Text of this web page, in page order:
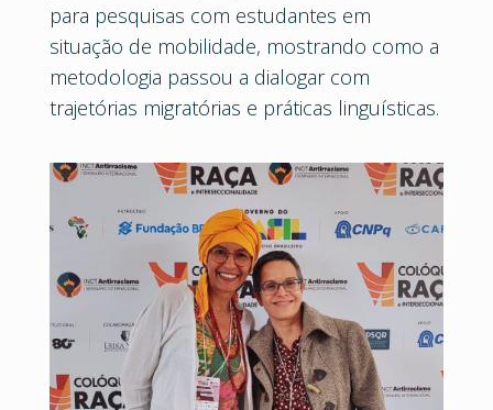
para pesquisas com estudantes em
situação de mobilidade, mostrando como a
metodologia passou a dialogar com
trajetórias migratórias e práticas linguísticas.